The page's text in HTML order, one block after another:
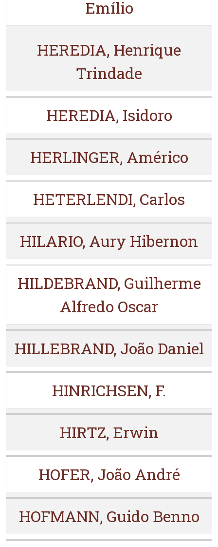
Emílio
HEREDIA, Henrique
Trindade
HEREDIA, Isidoro
HERLINGER, Américo
HETERLENDI, Carlos
HILARIO, Aury Hibernon
HILDEBRAND, Guilherme
Alfredo Oscar
HILLEBRAND, João Daniel
HINRICHSEN, F.
HIRTZ, Erwin
HOFER, João André
HOFMANN, Guido Benno